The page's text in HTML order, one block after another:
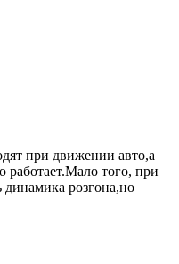
при движении авто,а
работает.Мало того, при
динамика розгона,но